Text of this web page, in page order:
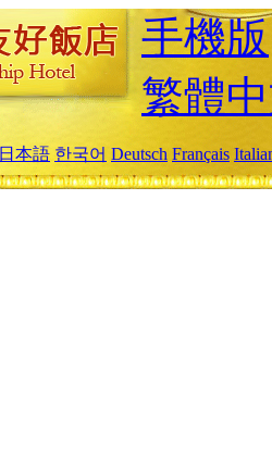
手機版
繁體
日本語 한국어 Deutsch Français